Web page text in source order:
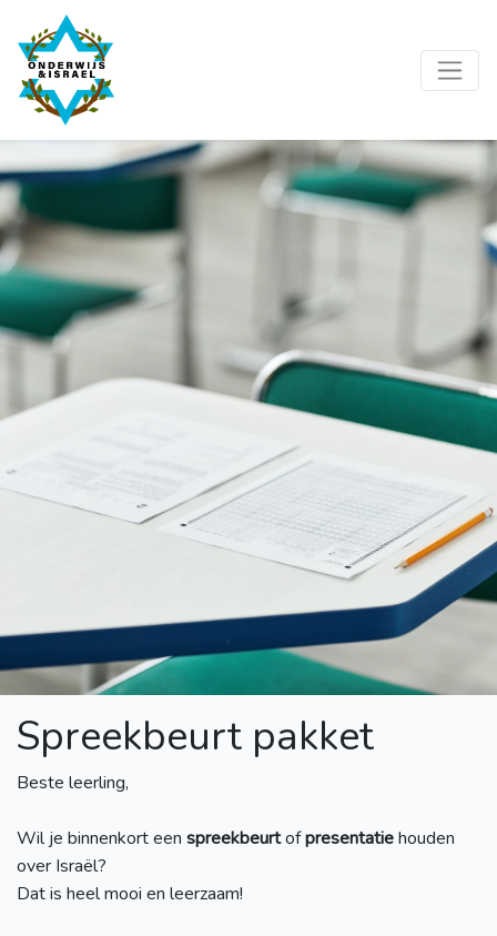
Spreekbeurt pakket
Beste leerling,
Wil je binnenkort een spreekbeurtofpresentatiehouden
over Israël?
Dat is heel mooi en leerzaam!